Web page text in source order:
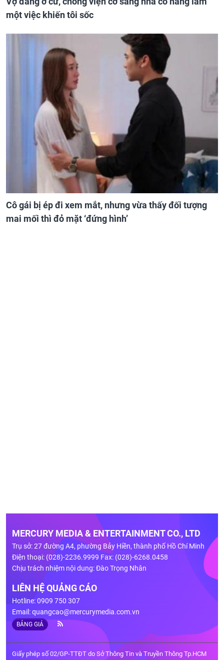
một việc khiến tôi sốc
Cô gái bị ép đi xem mắt, nhưng vừa thấy đối tượng
mai mối thì đỏ mặt ‘đứng hình’
MERCURY MEDIA & ENTERTAINMENT CO., LTD
Trụ sở: 27 đường A4, phường Bảy Hiền, thành phố Hồ Chí Minh
Điện thoại: (028)-2236.9999 Fax: (028)-6268.0458
Chịu trách nhiệm nội dung: Đào Trọng Nhân
LIÊN HỆ QUẢNG CÁO
Hotline: 0909 750 307
Email:quangcao@mercurymedia.com.vn
BẢNG GIÁ
Giấy phép số 02/GP-TTĐT do Sở Thông Tin và Truyền Thông Tp.HCM